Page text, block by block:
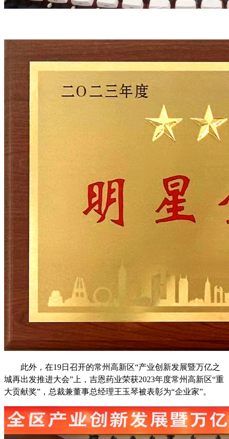
此外，在19日召开的常州高新区“产业创新发展暨万亿之
城再出发推进大会”上，吉恩药业荣获2023年度常州高新区“重
大贡献奖”，总裁兼董事总经理王玉琴被表彰为“企业家”。